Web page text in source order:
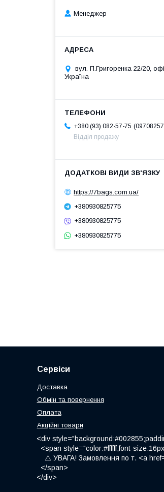
Менеджер
вул. П.Григоренка 22/20,
Україна
+380 (93) 082-57-75
Відділ продажу
https://7bags.com.ua/
+380930825775
+380930825775
+380930825775
Сервіси
Доставка
Обмін та повернення
Оплата
Акційні товари
<div
<span style="color:#ffffff;font-
⚠️ УВАГА! Замовлення по т. <a
</span>
</div>